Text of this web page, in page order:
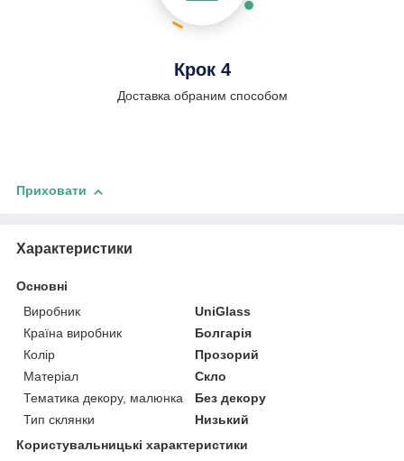
Крок 4
Доставка обраним способом
Приховати
Характеристики
Основні
Виробник
UniGlass
Країна виробник
Болгарія
Колір
Прозорий
Матеріал
Скло
Тематика декору, малюнка
Без декору
Тип склянки
Низький
Користувальницькі характеристики